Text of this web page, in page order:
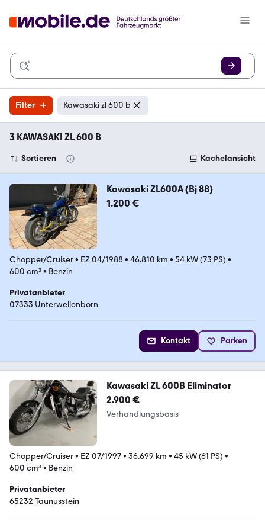
Filter Kawasaki zl 600 b
3 KAWASAKI ZL 600 B
Sortieren Kachelansicht
Kawasaki ZL600A (Bj 88)
1.200 €
Chopper/Cruiser• EZ 04/1988• 46.810 km • 54 kW (73 PS) •
600 cm³• Benzin
Privatanbieter
07333 Unterwellenborn
Kontakt Parken
Kawasaki ZL 600B Eliminator
2.900 €
Verhandlungsbasis
Chopper/Cruiser• EZ 07/1997• 36.699 km • 45 kW (61 PS) •
600 cm³• Benzin
Privatanbieter
65232 Taunusstein